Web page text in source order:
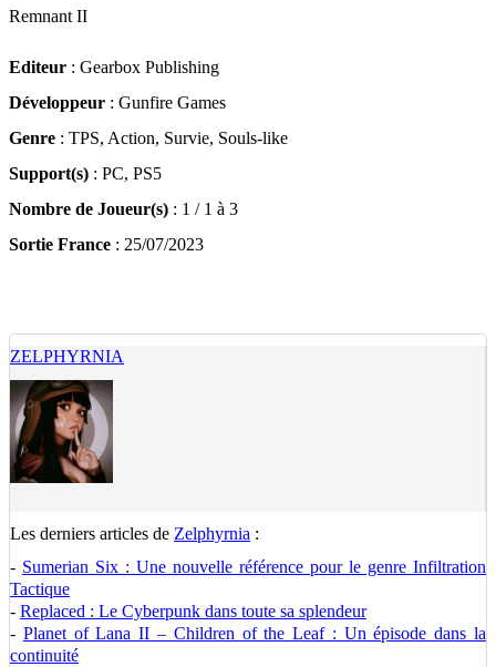
Remnant II
Editeur : Gearbox Publishing
Développeur : Gunfire Games
Genre : TPS, Action, Survie, Souls-like
Support(s) : PC, PS5
Nombre de Joueur(s) : 1 / 1 à 3
Sortie France : 25/07/2023
ZELPHYRNIA
Les derniers articles de Zelphyrnia :
- Sumerian Six : Une nouvelle référence pour le genre Infiltration
Tactique
- Replaced : Le Cyberpunk dans toute sa splendeur
- Planet of Lana II – Children of the Leaf : Un épisode dans la
continuité